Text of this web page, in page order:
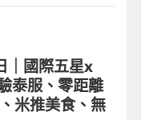
｜國際五星x
泰服、零距離
米推美食、無